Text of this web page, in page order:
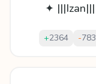
✦ |||Izan|||
+2364 -783